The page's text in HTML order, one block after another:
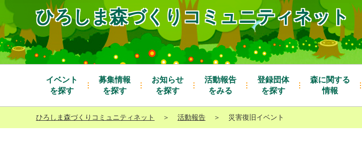
ひろしま森づくりコミュニティネット
イベント
を探す
募集情報
を探す
お知らせ
を探す
活動報告
をみる
登録団体
を探す
森に関する
情報
ひろしま森づくりコミュニティネット ＞ 活動報告 ＞ 災害復旧イベント